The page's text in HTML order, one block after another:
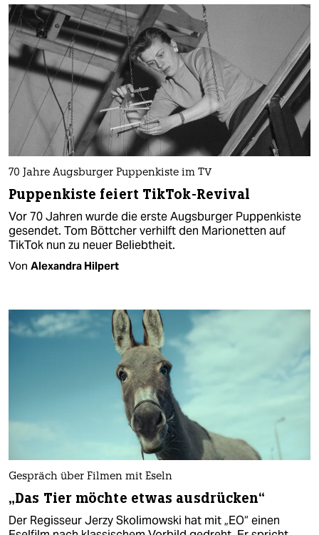
70 Jahre Augsburger Puppenkiste im TV
Puppenkiste feiert TikTok-Revival
Vor 70 Jahren wurde die erste Augsburger Puppenkiste
gesendet. Tom Böttcher verhilft den Marionetten auf
TikTok nun zu neuer Beliebtheit.
Von Alexandra Hilpert
Gespräch über Filmen mit Eseln
„Das Tier möchte etwas ausdrücken“
Der Regisseur Jerzy Skolimowski hat mit „EO“ einen